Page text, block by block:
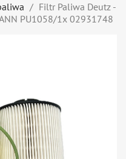
Filtr Paliwa Deutz -
PU1058/1x 02931748